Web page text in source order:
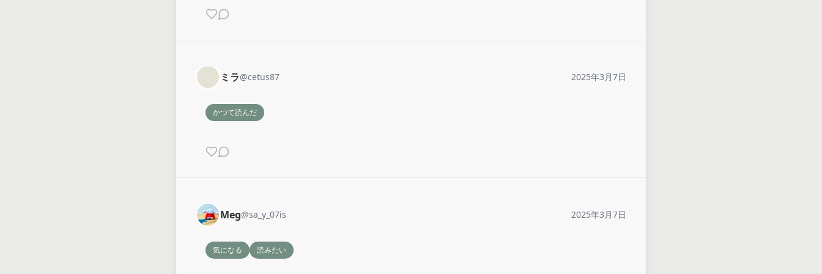
ミラ@cetus87 2025年3月7日
かつて読んだ
Meg@sa_y_07is 2025年3月7日
気になる 読みたい